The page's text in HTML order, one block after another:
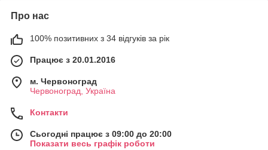
Про нас
100% позитивних з 34 відгуків за рік
Працює з 20.01.2016
м. Червоноград
Червоноград, Україна
Контакти
Сьогодні працює з 09:00 до 20:00
Показати весь графік роботи